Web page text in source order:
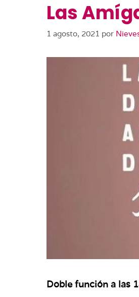
Las
1 agosto, 2021 por
Doble función a las